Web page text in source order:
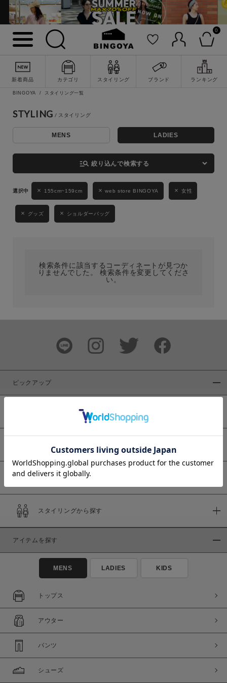
0
新着商品 カテゴリ スタイリング ブランド ランキング
詳細検索
キーワード
性別
MENS LADIES KIDS
ブランド
商品タイプ
通常商品
セール価格
在庫
在庫あり
BINGOYA スタイリング一覧
STYLING
MENS LADIES
manage_search 絞り込んで検索する
155cm~159cm web store BINGOYA 女性
グッズ ショルダーバッグ
検索条件に該当するコーディネートが見つか
りませんでした。 検索条件を変更してくださ
い。
ピックアップ
予約商品
スタイリングから探す
アイテムを探す
MENS LADIES KIDS
トップス
アウター
パンツ
シューズ